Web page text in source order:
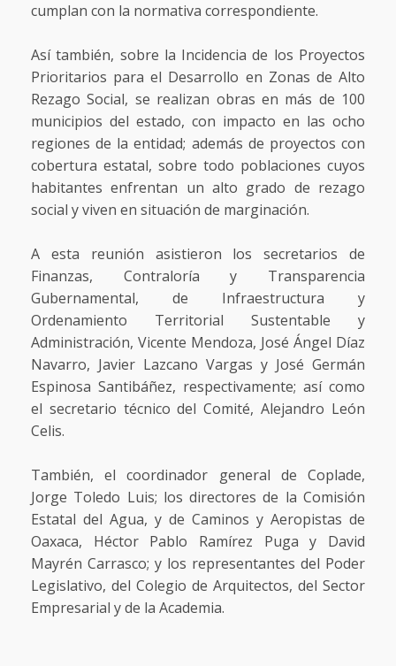
cumplan con la normativa correspondiente.
Así también, sobre la Incidencia de los Proyectos
Prioritarios para el Desarrollo en Zonas de Alto
Rezago Social, se realizan obras en más de 100
municipios del estado, con impacto en las ocho
regiones de la entidad; además de proyectos con
cobertura estatal, sobre todo poblaciones cuyos
habitantes enfrentan un alto grado de rezago
social y viven en situación de marginación.
A esta reunión asistieron los secretarios de
Finanzas, Contraloría y Transparencia
Gubernamental, de Infraestructura y
Ordenamiento Territorial Sustentable y
Administración, Vicente Mendoza, José Ángel Díaz
Navarro, Javier Lazcano Vargas y José Germán
Espinosa Santibáñez, respectivamente; así como
el secretario técnico del Comité, Alejandro León
Celis.
También, el coordinador general de Coplade,
Jorge Toledo Luis; los directores de la Comisión
Estatal del Agua, y de Caminos y Aeropistas de
Oaxaca, Héctor Pablo Ramírez Puga y David
Mayrén Carrasco; y los representantes del Poder
Legislativo, del Colegio de Arquitectos, del Sector
Empresarial y de la Academia.